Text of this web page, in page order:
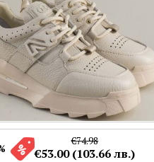
€74.98
€53.00 (103.66 лв.)